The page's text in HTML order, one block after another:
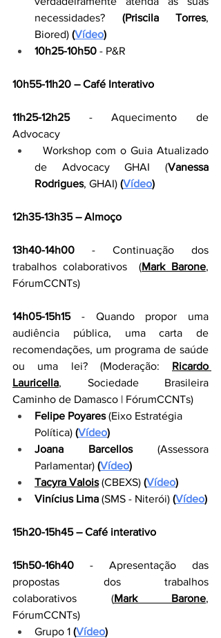
necessidades? (Priscila Torres,
Biored) (Vídeo)
10h25-10h50 - P&R
10h55-11h20 – Café Interativo
11h25-12h25 - Aquecimento de
Advocacy
de Advocacy GHAI (Vanessa
Rodrigues, GHAI) (Vídeo)
12h35-13h35 – Almoço
13h40-14h00 - Continuação dos
trabalhos colaborativos
(Mark Barone,
FórumCCNTs)
14h05-15h15 - Quando propor uma
audiência pública, uma carta de
recomendações, um programa de saúde
ou uma lei? (Moderação:
Ricardo
Lauricella, Sociedade Brasileira
Caminho de Damasco | FórumCCNTs)
Felipe Poyares (Eixo Estratégia
Política) (Vídeo)
Joana Barcellos (Assessora
Parlamentar) (Vídeo)
Tacyra Valois (CBEXS) (Vídeo)
Vinícius Lima (SMS - Niterói) (Vídeo)
15h20-15h45 – Café interativo
15h50-16h40 - Apresentação das
propostas dos trabalhos
colaborativos (Mark Barone,
FórumCCNTs)
Grupo 1 (Vídeo)